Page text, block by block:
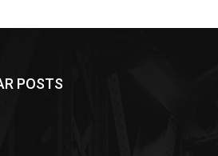
POSTS